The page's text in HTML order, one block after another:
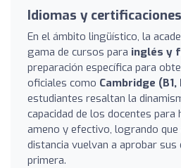
Idiomas y
En el ámbito lingüístico, la
gama de cursos para inglés y
preparación específica para
oficiales como Cambridge (B1,
estudiantes resaltan la
capacidad de los docentes para
ameno y efectivo, logrando
distancia vuelvan a aprobar sus
primera.